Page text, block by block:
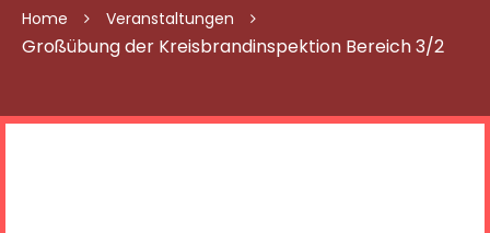
Home Veranstaltungen
Großübung der Kreisbrandinspektion Bereich 3/2